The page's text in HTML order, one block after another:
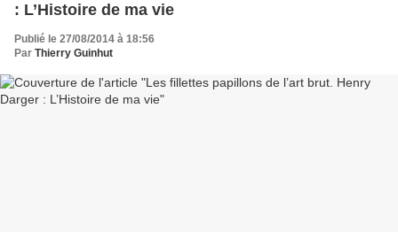
: L’Histoire de ma vie
Publié le 27/08/2014 à 18:56
Par Thierry Guinhut